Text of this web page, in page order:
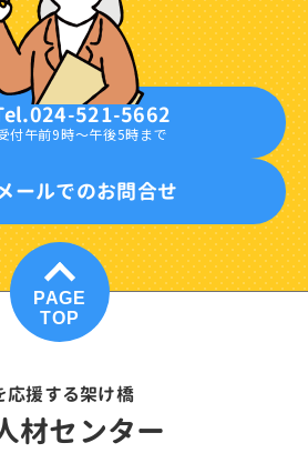
521-5662
付午前9時〜午後5時まで
ールでのお問合せ
PAGE
TOP
応援する架け橋
材センター